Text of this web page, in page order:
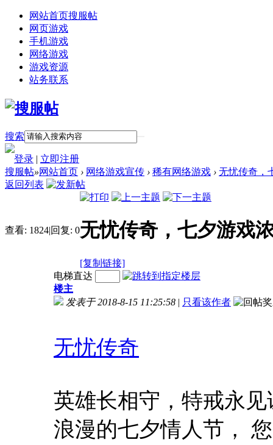
网站首页搜服帖
网页游戏
手机游戏
网络游戏
游戏资源
站务联系
搜索
登录 | 立即注册
搜服帖»网站首页 › 网络游戏宣传 › 稀有网络游戏 › 无忧传奇，
返回列表
查看: 1824|回复: 0无忧传奇，七夕游戏
[复制链接]
电梯直达
楼主
发表于 2018-8-15 11:25:58 | 只看该作者
无忧传奇
英雄长相守，特戒永见
浪漫的七夕情人节，